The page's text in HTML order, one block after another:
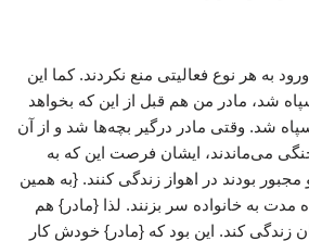
به هر نوع فعالیتی منع نکردند. کما این
شد، مادر من هم قبل از این که بخواهد
شد. وقتی مادر درگیر بچه‌ها شد و از آن
می‌ماندند، ایشان فرصت این که به
مجبور بودند در اهواز زندگی کنند. {به همین
مدت به خانواده سر بزنند. لذا {مادر} هم
زندگی کند. این بود که {مادر} خودش کار